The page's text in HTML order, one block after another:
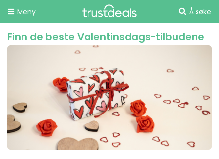
Meny Å søke
Finn de beste Valentinsdags-tilbudene